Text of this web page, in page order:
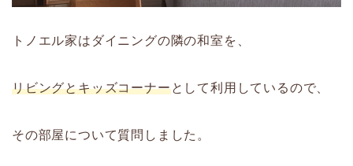
トノエル家はダイニングの隣の和室を、
リビングとキッズコーナーとして利用しているので、
その部屋について質問しました。